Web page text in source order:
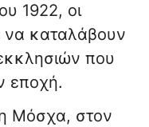
1922, οι
να καταλάβουν
που
εποχή.
Μόσχα, στον